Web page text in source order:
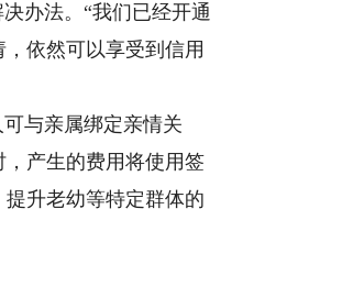
办法。“我们已经开通
依然可以享受到信用
与亲属绑定亲情关
产生的费用将使用签
升老幼等特定群体的